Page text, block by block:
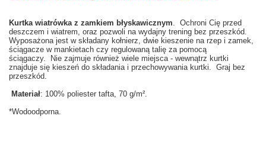
Kurtka wiatrówka z zamkiem błyskawicznym. Ochroni Cię przed
deszczem i wiatrem, oraz pozwoli na wydajny trening bez przeszkód.
Wyposażona jest w składany kołnierz, dwie kieszenie na rzep i zamek,
ściągacze w mankietach czy regulowaną talię za pomocą
ściągaczy.
Nie zajmuje również wiele miejsca - wewnątrz kurtki
znajduje się kieszeń do składania i przechowywania kurtki. Graj bez
przeszkód.
Materiał: 100% poliester tafta, 70 g/m².
*Wodoodporna.